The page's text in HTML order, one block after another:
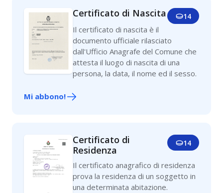
Certificato di Nascita 14
Il certificato di nascita è il
documento ufficiale rilasciato
dall'Ufficio Anagrafe del Comune che
attesta il luogo di nascita di una
persona, la data, il nome ed il sesso.
Mi abbono!
Certificato di
Residenza
14
Il certificato anagrafico di residenza
prova la residenza di un soggetto in
una determinata abitazione.